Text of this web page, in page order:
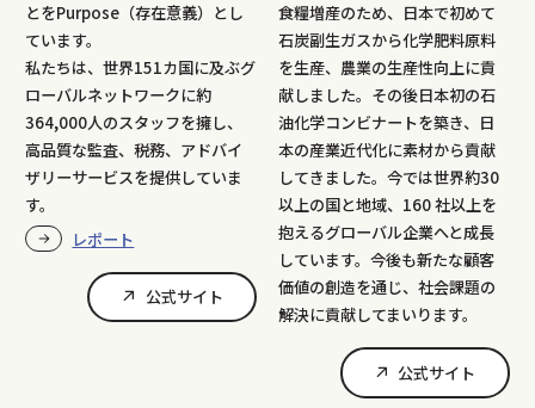
とをPurpose（存在意義）とし
ています。
私たちは、世界151カ国に及ぶグ
ローバルネットワークに約
364,000人のスタッフを擁し、
高品質な監査、税務、アドバイ
ザリーサービスを提供していま
す。
レポート
公式サイト
食糧増産のため、日本で初めて
石炭副生ガスから化学肥料原料
を生産、農業の生産性向上に貢
献しました。その後日本初の石
油化学コンビナートを築き、日
本の産業近代化に素材から貢献
してきました。今では世界約30
以上の国と地域、160 社以上を
抱えるグローバル企業へと成長
しています。今後も新たな顧客
価値の創造を通じ、社会課題の
解決に貢献してまいります。
公式サイト